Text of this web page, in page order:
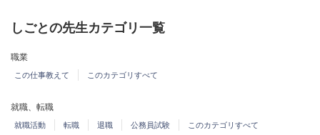
しごとの先生カテゴリ一覧
職業
この仕事教えて このカテゴリすべて
就職、転職
就職活動 転職 退職 公務員試験 このカテゴリすべて